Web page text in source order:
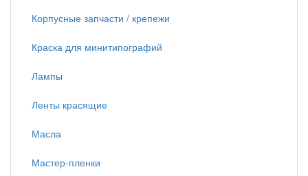
Корпусные запчасти / крепежи
Краска для минитипографий
Лампы
Ленты красящие
Масла
Мастер-пленки